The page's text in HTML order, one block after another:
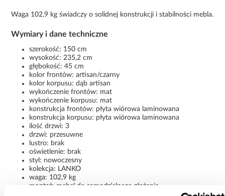
Waga 102,9 kg świadczy o solidnej konstrukcji i stabilności mebla.
Wymiary i dane techniczne
szerokość: 150 cm
wysokość: 235,2 cm
głębokość: 45 cm
kolor frontów: artisan/czarny
kolor korpusu: dąb artisan
wykończenie frontów: mat
wykończenie korpusu: mat
konstrukcja frontów: płyta wiórowa laminowana
konstrukcja korpusu: płyta wiórowa laminowana
ilość drzwi: 3
drzwi: przesuwne
lustro: brak
oświetlenie: brak
styl: nowoczesny
kolekcja: LANKO
waga: 102,9 kg
montaż: mebel do samodzielnego złożenia